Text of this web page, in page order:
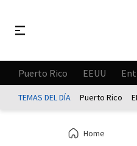
Puerto Rico EEUU
TEMAS DEL DÍA Puerto Rico
Home